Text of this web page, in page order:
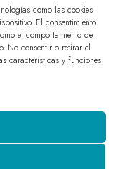
como las cookies
El consentimiento
el comportamiento de
No consentir o retirar el
características y funciones.